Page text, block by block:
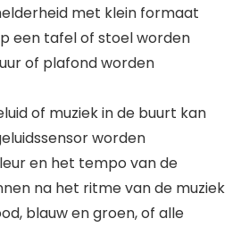
met klein formaat
een tafel of stoel worden
of plafond worden
of muziek in de buurt kan
worden
en het tempo van de
na het ritme van de muziek
blauw en groen, of alle